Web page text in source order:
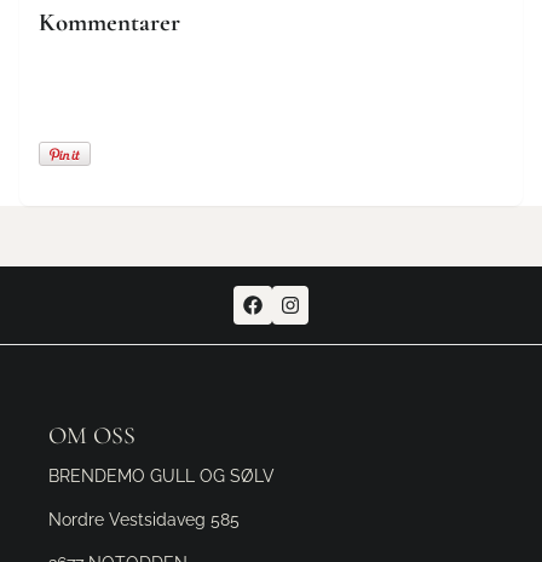
Kommentarer
OM OSS
BRENDEMO GULL OG SØLV
Nordre Vestsidaveg 585